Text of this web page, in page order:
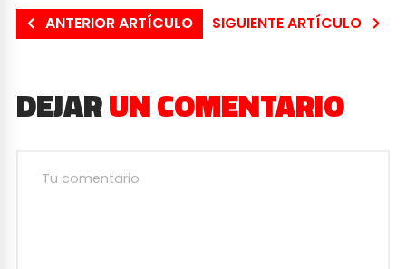
ANTERIOR ARTÍCULO SIGUIENTE ARTÍCULO
DEJARUN COMENTARIO